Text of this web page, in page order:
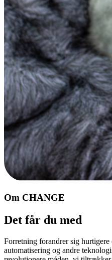
Om CHANGE
Det får du med
Forretning forandrer sig hurtigere
automatisering og andre